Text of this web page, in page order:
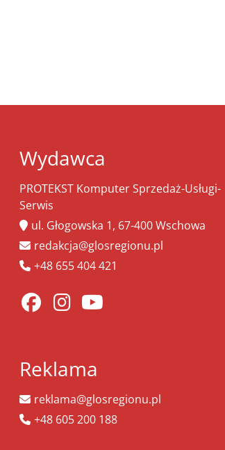
Wydawca
PROTEKST Komputer Sprzedaż-Usługi-
Serwis
ul. Głogowska 1, 67-400 Wschowa
redakcja@glosregionu.pl
+48 655 404 421
Reklama
reklama@glosregionu.pl
+48 605 200 188